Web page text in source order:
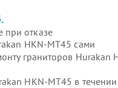
при отказе
HKN-MT45 сами
граниторов Hurakan
HKN-MT45 в течении